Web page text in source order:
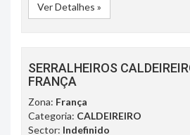
Ver Detalhes »
SERRALHEIROS
FRANÇA
Zona: França
Categoria: CALDEIREIRO
Sector: Indefinido